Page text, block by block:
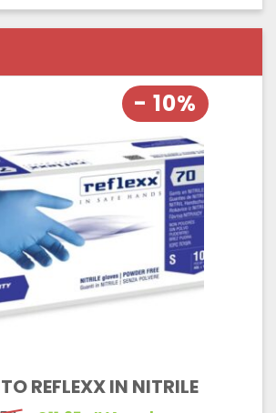
- 10%
REFLEXX IN NITRILE